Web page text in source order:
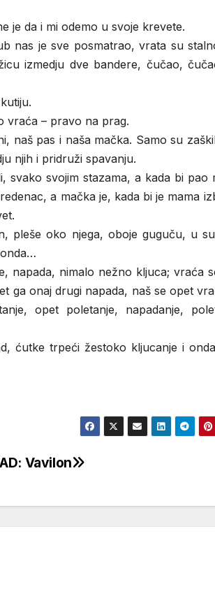
je da i mi odemo u svoje krevete.
nas je sve posmatrao, vrata su
izmedju dve bandere, čučao,
vraća – pravo na prag.
naš pas i naša mačka. Samo su
njih i pridruži spavanju.
svako svojim stazama, a kada bi pao
a mačka je, kada bi je mama
pleše oko njega, oboje guguču, u
napada, nimalo nežno kljuca; vraća
ga onaj drugi napada, naš se opet
opet poletanje, napadanje,
ćutke trpeći žestoko kljucanje i
Vavilon